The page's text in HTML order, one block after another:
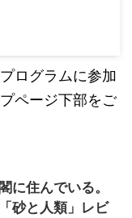
ログラムに参加
ページ下部をご
に住んでいる。
砂と人類」レビ